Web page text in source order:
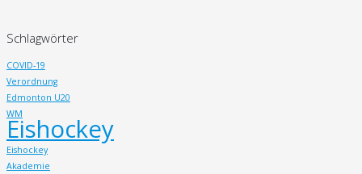
Schlagwörter
COVID-19
Verordnung
Edmonton U20
WM
Eishockey
Eishockey
Akademie